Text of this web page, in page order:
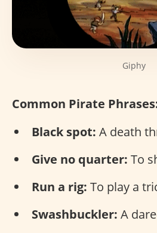
Giphy
Common Pirate
Black spot: A death
Give no quarter: To
Run a rig: To play a
Swashbuckler: A